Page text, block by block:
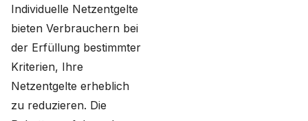
Individuelle Netzentgelte
bieten Verbrauchern bei
der Erfüllung bestimmter
Kriterien, Ihre
Netzentgelte erheblich
zu reduzieren. Die